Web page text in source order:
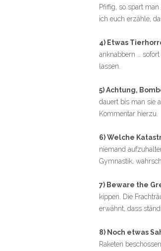
Pfiffig, so spart
ich euch erzähle,
4) Etwas
anknabbern …
lassen.
5) Achtung,
dauert bis man sie
Kommentar hierzu.
6) Welche
niemand
Gymnastik,
7) Beware the
kippen. Die
erwähnt, dass
8) Noch etwas
Raketen